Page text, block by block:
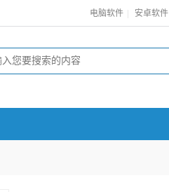
电脑软件 | 安卓软件